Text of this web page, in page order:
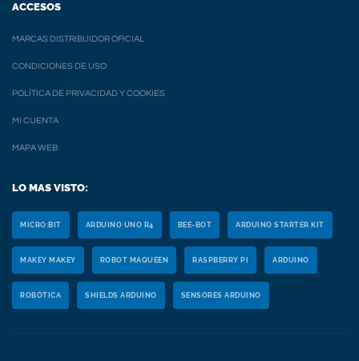
ACCESOS
MARCAS DISTRIBUIDOR OFICIAL
CONDICIONES DE USO
POLÍTICA DE PRIVACIDAD Y COOKIES
MI CUENTA
MAPA WEB
LO MAS VISTO:
MICRO:BIT ARDUINO UNO R4 BEE-BOT ARDUINO STARTER KIT
MAKEY MAKEY ROBOT MAQUEEN RASPBERRY PI ARDUINO
ROBÓTICA SHIELDS ARDUINO SENSORES ARDUINO